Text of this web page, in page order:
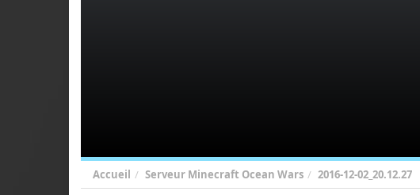
Accueil Serveur Minecraft Ocean Wars 2016-12-02_20.12.27